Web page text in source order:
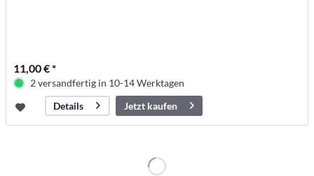
11,00 € *
2 versandfertig in 10-14 Werktagen
Details
Jetzt kaufen